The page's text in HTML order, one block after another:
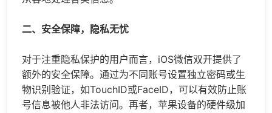
二、安全保障，隐私无忧
对于注重隐私保护的用户而言，iOS微信双开提供了
额外的安全保障。通过为不同账号设置独立密码或生
物识别验证，如TouchID或FaceID，可以有效防止账
号信息被他人非法访问。再者，苹果设备的硬件级加